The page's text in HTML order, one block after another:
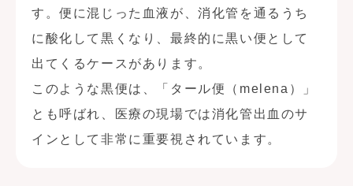
す。便に混じった血液が、消化管を通るうち
に酸化して黒くなり、最終的に黒い便として
出てくるケースがあります。
このような黒便は、「タール便（melena）」
とも呼ばれ、医療の現場では消化管出血のサ
インとして非常に重要視されています。